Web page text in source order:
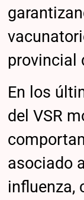
provincial
En los
del VSR
asociado
influenza,